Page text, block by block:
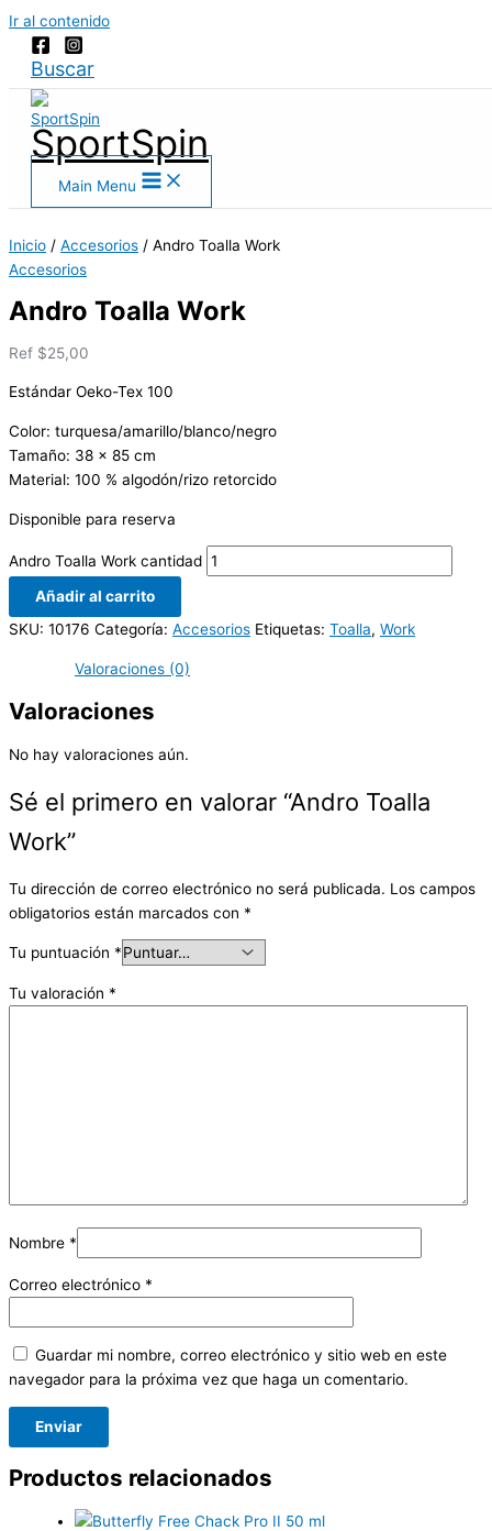
Ir al contenido
Buscar
SportSpin
Main Menu
Inicio / Accesorios / Andro Toalla Work
Accesorios
Andro Toalla Work
Ref $25,00
Estándar Oeko-Tex 100
Color: turquesa/amarillo/blanco/negro
Tamaño: 38 x 85 cm
Material: 100 % algodón/rizo retorcido
Disponible para reserva
Andro Toalla Work cantidad
Añadir al carrito
SKU: 10176 Categoría: Accesorios Etiquetas: Toalla, Work
Valoraciones (0)
Valoraciones
No hay valoraciones aún.
Sé el primero en valorar “Andro Toalla
Work”
Tu dirección de correo electrónico no será publicada. Los campos
obligatorios están marcados con *
Tu puntuación *
Tu valoración *
Nombre *
Correo electrónico *
Guardar mi nombre, correo electrónico y sitio web en este
navegador para la próxima vez que haga un comentario.
Productos relacionados